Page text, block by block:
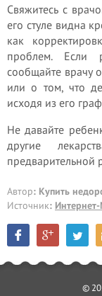
Свяжитесь с
его стуле видна
как
проблем. Если
сообщайте врачу
или о том, что
исходя из его
Не давайте
другие
предварительной
Автор: Купить
Источник:
©